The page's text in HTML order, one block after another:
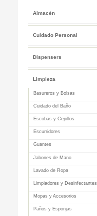
Almacén
Cuidado Personal
Dispensers
Limpieza
Basureros y Bolsas
Cuidado del Baño
Escobas y Cepillos
Escurridores
Guantes
Jabones de Mano
Lavado de Ropa
Limpiadores y Desinfectantes
Mopas y Accesorios
Paños y Esponjas